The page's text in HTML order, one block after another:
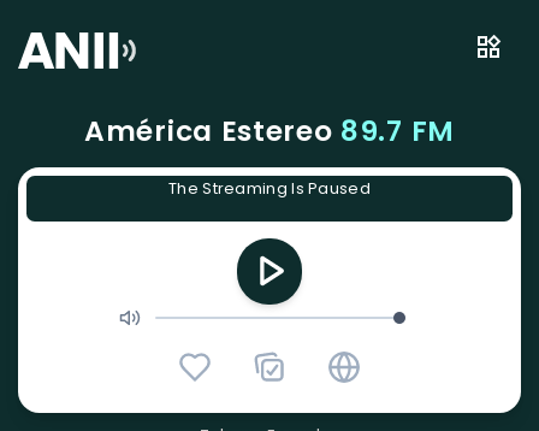
América Estereo 89.7 FM
The Streaming Is Paused